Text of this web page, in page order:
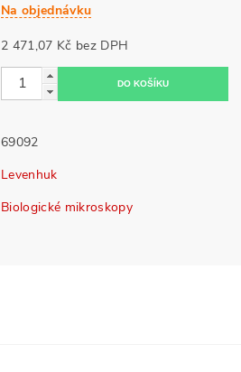
Na objednávku
2 471,07 Kč bez DPH
69092
Levenhuk
Biologické mikroskopy